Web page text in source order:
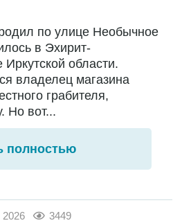
по улице Необычное
в Эхирит-
области.
владелец магазина
грабителя,
Но вот...
полностью
3449